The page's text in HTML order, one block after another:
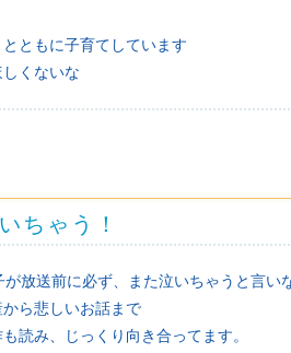
とともに子育てしています
くないな
ちゃう！
が放送前に必ず、また泣いちゃうと言い
ら悲しいお話まで
読み、じっくり向き合ってます。